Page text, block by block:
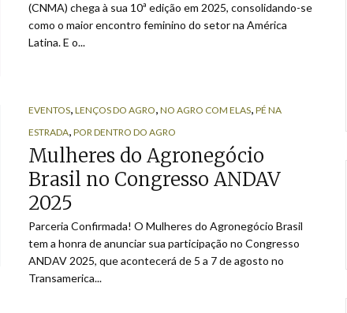
(CNMA) chega à sua 10ª edição em 2025, consolidando-se
como o maior encontro feminino do setor na América
Latina. E o...
EVENTOS, LENÇOS DO AGRO, NO AGRO COM ELAS, PÉ NA
ESTRADA, POR DENTRO DO AGRO
Mulheres do Agronegócio
Brasil no Congresso ANDAV
2025
Parceria Confirmada! O Mulheres do Agronegócio Brasil
tem a honra de anunciar sua participação no Congresso
ANDAV 2025, que acontecerá de 5 a 7 de agosto no
Transamerica...